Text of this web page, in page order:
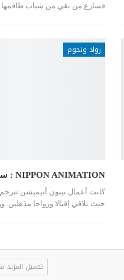
فسارع من بقي من شباب طاقمها
رواد ونجوم
NIPPON ANIMATION : سحر روائع الأدب العالمي
كانت أعمال نيبون أنيميشن
حيث تلاقي إقبالا ورواجا
تحميل المزيد